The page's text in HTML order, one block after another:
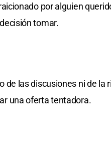
por alguien
tomar.
de las discusiones ni de la
una oferta tentadora.